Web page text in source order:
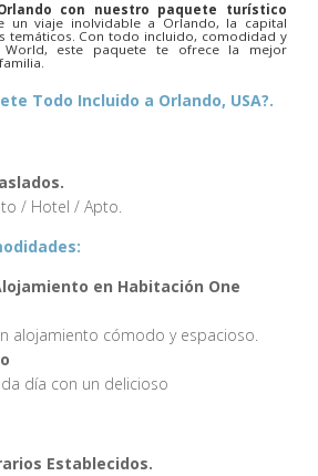
con nuestro paquete turístico
un viaje inolvidable a Orlando, la capital
temáticos. Con todo incluido, comodidad y
World, este paquete te ofrece la mejor
Todo Incluido a Orlando, USA?.
/ Hotel / Apto.
en Habitación One
alojamiento cómodo y espacioso.
día con un delicioso
Establecidos.